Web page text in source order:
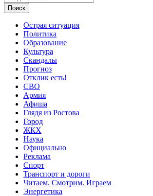
Острая ситуация
Политика
Образование
Культура
Скандалы
Прогноз
Отклик есть!
СВО
Армия
Афиша
Глядя из Ростова
Город
ЖКХ
Наука
Официально
Реклама
Спорт
Транспорт и дороги
Читаем. Смотрим. Играем
Энергетика